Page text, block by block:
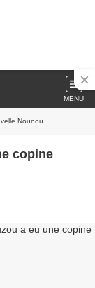
MENU
Nounou…
copine